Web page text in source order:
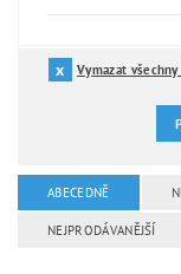
Vymazat
ABECEDNĚ
NEJPRODÁVANĚJŠÍ